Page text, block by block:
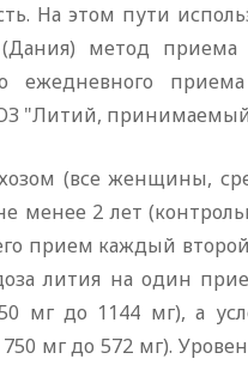
На этом пути
метод приема
"Литий,
(все женщины,
менее 2 лет
прием каждый
лития на один
мг до 1144 мг), а
мг до 572 мг).